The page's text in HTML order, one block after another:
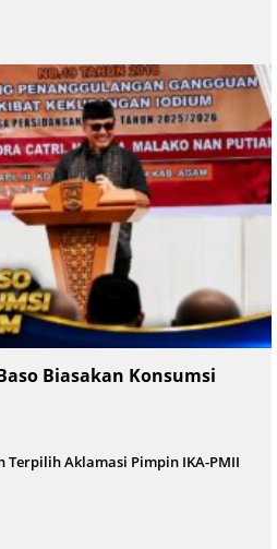
Biasakan Konsumsi
Terpilih Aklamasi Pimpin IKA-PMII